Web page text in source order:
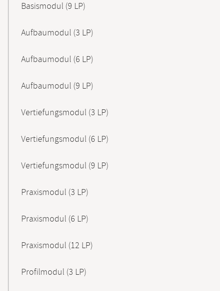
Basismodul (9 LP)
Aufbaumodul (3 LP)
Aufbaumodul (6 LP)
Aufbaumodul (9 LP)
Vertiefungsmodul (3 LP)
Vertiefungsmodul (6 LP)
Vertiefungsmodul (9 LP)
Praxismodul (3 LP)
Praxismodul (6 LP)
Praxismodul (12 LP)
Profilmodul (3 LP)